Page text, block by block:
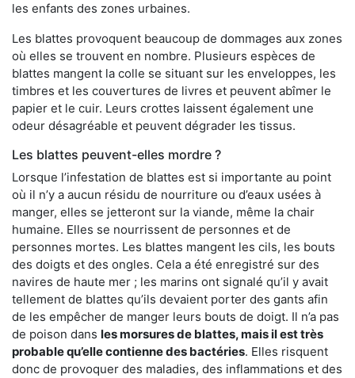
les enfants des zones urbaines.
Les blattes provoquent beaucoup de dommages aux zones
où elles se trouvent en nombre. Plusieurs espèces de
blattes mangent la colle se situant sur les enveloppes, les
timbres et les couvertures de livres et peuvent abîmer le
papier et le cuir. Leurs crottes laissent également une
odeur désagréable et peuvent dégrader les tissus.
Les blattes peuvent-elles mordre ?
Lorsque l’infestation de blattes est si importante au point
où il n’y a aucun résidu de nourriture ou d’eaux usées à
manger, elles se jetteront sur la viande, même la chair
humaine. Elles se nourrissent de personnes et de
personnes mortes. Les blattes mangent les cils, les bouts
des doigts et des ongles. Cela a été enregistré sur des
navires de haute mer ; les marins ont signalé qu’il y avait
tellement de blattes qu’ils devaient porter des gants afin
de les empêcher de manger leurs bouts de doigt. Il n’a pas
de poison dans les morsures de blattes, mais il est très
probable qu’elle contienne des bactéries. Elles risquent
donc de provoquer des maladies, des inflammations et des